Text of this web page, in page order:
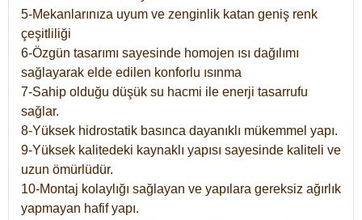
5-Mekanlarınıza uyum ve zenginlik katan geniş renk
çeşitliliği
6-Özgün tasarımı sayesinde homojen ısı dağılımı
sağlayarak elde edilen konforlu ısınma
7-Sahip olduğu düşük su hacmi ile enerji tasarrufu
sağlar.
8-Yüksek hidrostatik basınca dayanıklı mükemmel yapı.
9-Yüksek kalitedeki kaynaklı yapısı sayesinde kaliteli ve
uzun ömürlüdür.
10-Montaj kolaylığı sağlayan ve yapılara gereksiz ağırlık
yapmayan hafif yapı.